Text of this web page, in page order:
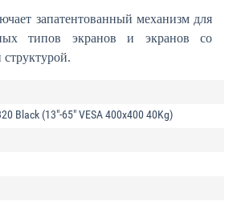
запатентованный механизм для
типов экранов и экранов со
структурой.
Black (13"-65" VESA 400x400 40Kg)